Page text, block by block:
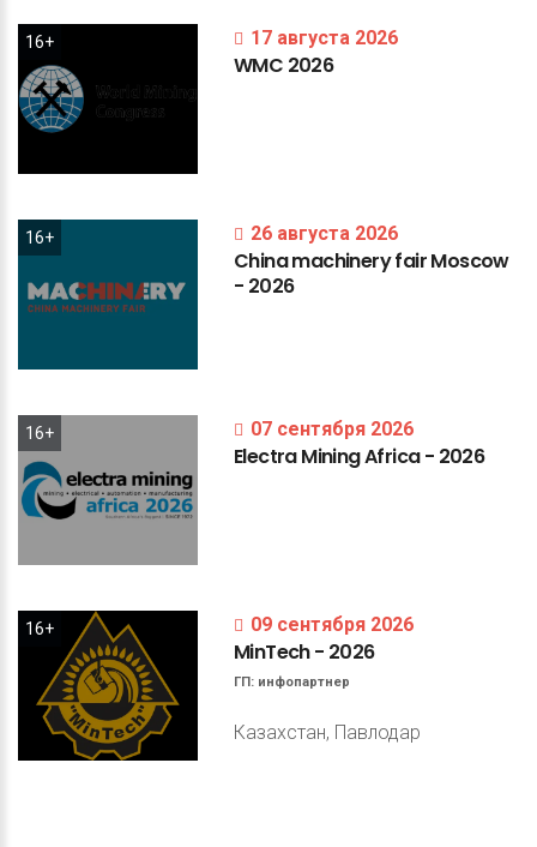
16+ 17 августа 2026
WMC 2026
16+ 26 августа 2026
ChinamachineryfairMoscow
- 2026
16+ 07 сентября 2026
ElectraMiningAfrica- 2026
16+ 09 сентября 2026
MinTech- 2026
ГП: инфопартнер
Казахстан, Павлодар